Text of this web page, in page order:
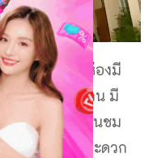
ท่าน ภายในห้องมี
มสะอาดสะอ้าน มี
ห้ออกมานั่งเล่นชม
ำนวยความสะดวก